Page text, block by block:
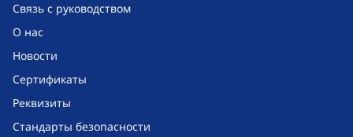
Связь с руководством
О нас
Новости
Сертификаты
Реквизиты
Стандарты безопасности